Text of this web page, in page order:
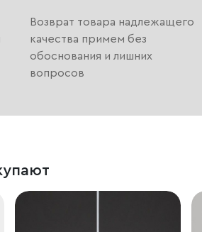
Возврат товара надлежащего
качества примем без
обоснования и лишних
вопросов